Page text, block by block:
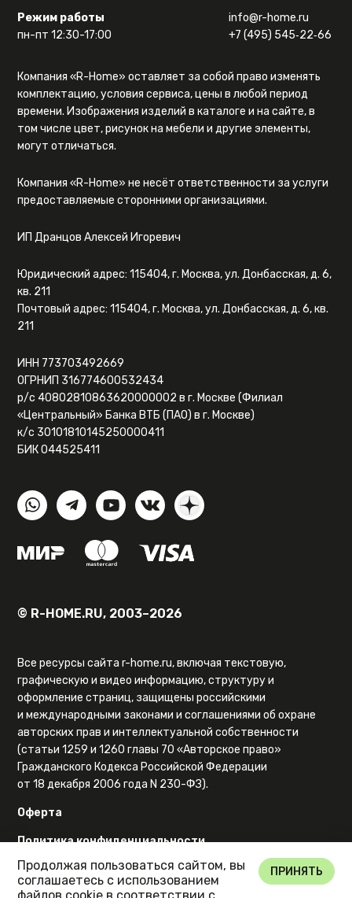
Режим работы
пн-пт 12:30-17:00
info@r-home.ru
+7 (495) 545‑22‑66
Компания «R-Home» оставляет за собой право изменять
комплектацию, условия сервиса, цены в любой период
времени. Изображения изделий в каталоге и на сайте, в
том числе цвет, рисунок на мебели и другие элементы,
могут отличаться.
Компания «R-Home» не несёт ответственности за услуги
предоставляемые сторонними организациями.
ИП Дранцов Алексей Игоревич
Юридический адрес: 115404, г. Москва, ул. Донбасская, д. 6,
кв. 211
Почтовый адрес: 115404, г. Москва, ул. Донбасская, д. 6, кв.
211
ИНН 773703492669
ОГРНИП 316774600532434
р/с 40802810863620000002 в г. Москве (Филиал
«Центральный» Банка ВТБ (ПАО) в г. Москве)
к/с 30101810145250000411
БИК 044525411
© R-HOME.RU, 2003–2026
Все ресурсы сайта r-home.ru, включая текстовую,
графическую и видео информацию, структуру и
оформление страниц, защищены российскими
и международными законами и соглашениями об охране
авторских прав и интеллектуальной собственности
(статьи 1259 и 1260 главы 70 «Авторское право»
Гражданского Кодекса Российской Федерации
от 18 декабря 2006 года N 230-ФЗ).
Оферта
Политика конфиденциальности
Карта сайта
Продолжая пользоваться сайтом, вы
соглашаетесь с использованием
ПРИНЯТЬ